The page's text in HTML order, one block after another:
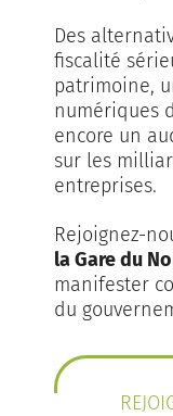
Des
fiscalité
patrimoine,
numériques
encore un
sur les
entreprises.
Rejoignez-
la Gare du
manifester
du